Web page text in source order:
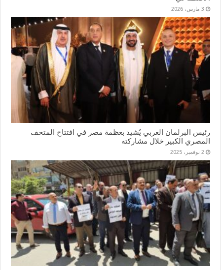
3 مارس، 2026
رئيس البرلمان العربي يُشيد بعظمة مصر في افتتاح المتحف
المصري الكبير خلال مشاركته
2 نوفمبر، 2025